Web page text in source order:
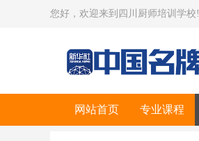
您好，欢迎来到四川厨师培训学校!
网站首页 专业课程